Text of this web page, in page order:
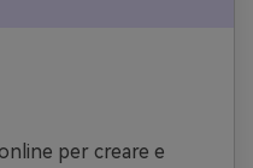
per creare e